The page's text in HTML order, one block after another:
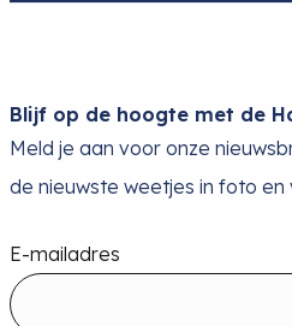
Blijf op de hoogte met de
Meld je aan voor onze
de nieuwste weetjes in foto en
E-mailadres